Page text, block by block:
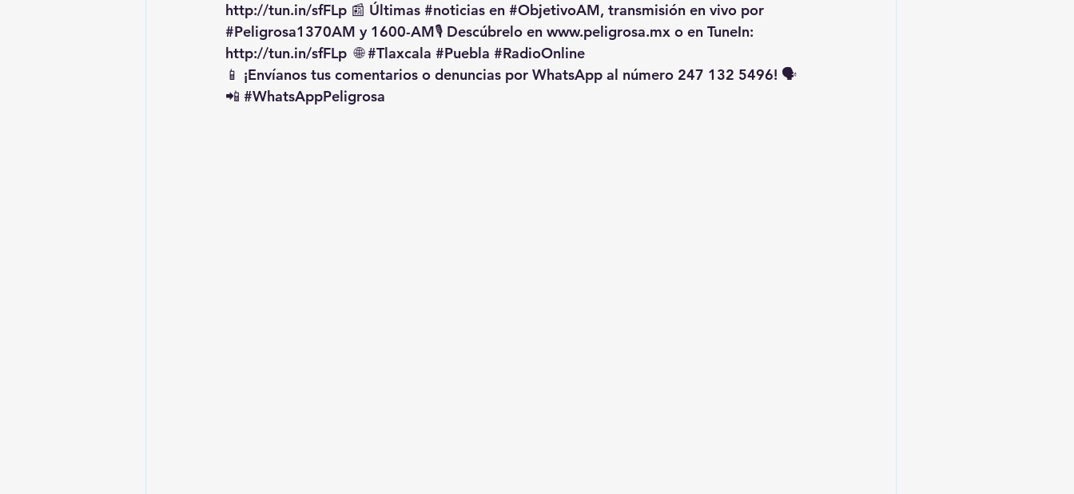
http://tun.in/sfFLp 📰 Últimas #noticias en #ObjetivoAM, transmisión en vivo por
#Peligrosa1370AM y 1600-AM🎙️ Descúbrelo en www.peligrosa.mx o en TuneIn:
http://tun.in/sfFLp 🌐 #Tlaxcala #Puebla #RadioOnline
📱 ¡Envíanos tus comentarios o denuncias por WhatsApp al número 247 132 5496! 🗣️
📲 #WhatsAppPeligrosa